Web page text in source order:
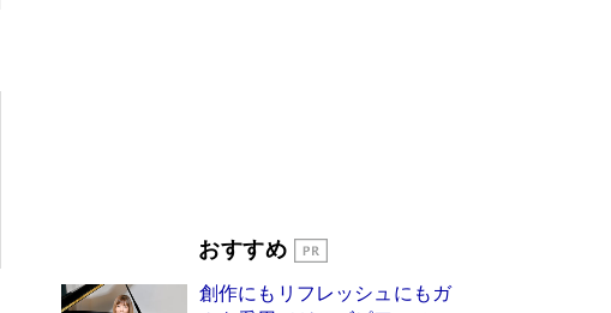
開発への関心を押し上げた18年の物語に幕 特装
Book Bang
おすすめ
創作にもリフレッシュにもガ